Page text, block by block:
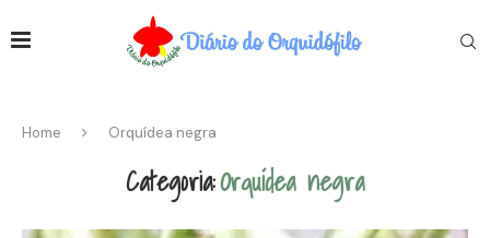
Home Orquídea negra
Categoria:Orquídea negra